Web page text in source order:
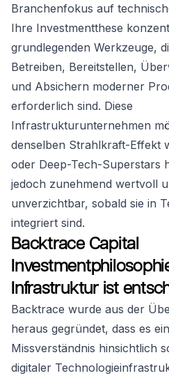
Branchenfokus auf
Ihre Investmentthese
grundlegenden Werkzeuge,
Betreiben, Bereitstellen,
und Absichern moderner
erforderlich sind. Diese
Infrastrukturunternehmen
denselben Strahlkraft-Effekt
oder Deep-Tech-Superstars
jedoch zunehmend wertvoll
unverzichtbar, sobald sie in
integriert sind.
Backtrace Capital
Infrastruktur ist
Backtrace wurde aus der
heraus gegründet, dass es ein
Missverständnis hinsichtlich
digitaler